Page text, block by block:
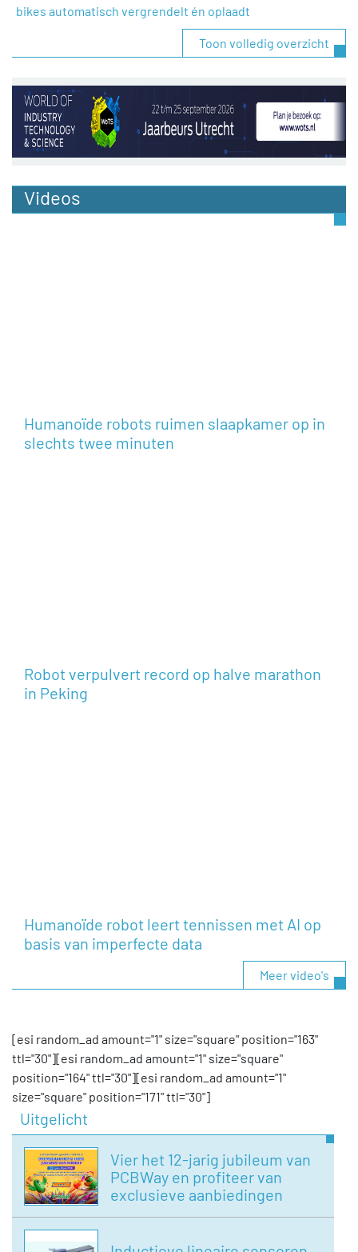
bikes automatisch vergrendelt én oplaadt
Toon volledig overzicht
Videos
Humanoïde robots ruimen slaapkamer op in
slechts twee minuten
Robot verpulvert record op halve marathon
in Peking
Humanoïde robot leert tennissen met AI op
basis van imperfecte data
Meer video's
[esi random_ad amount="1" size="square" position="163"
ttl="30"][esi random_ad amount="1" size="square"
position="164" ttl="30"][esi random_ad amount="1"
size="square" position="171" ttl="30"]
Uitgelicht
Vier het 12-jarig jubileum van
PCBWay en profiteer van
exclusieve aanbiedingen